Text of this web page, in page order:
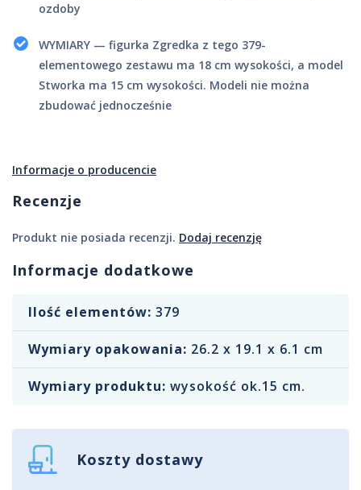
ozdoby
WYMIARY — figurka Zgredka z tego 379-
elementowego zestawu ma 18 cm wysokości, a model
Stworka ma 15 cm wysokości. Modeli nie można
zbudować jednocześnie
Informacje o producencie
Recenzje
Produkt nie posiada recenzji. Dodaj recenzję
Informacje dodatkowe
Ilość elementów: 379
Wymiary opakowania: 26.2 x 19.1 x 6.1 cm
Wymiary produktu: wysokość ok.15 cm.
Koszty dostawy